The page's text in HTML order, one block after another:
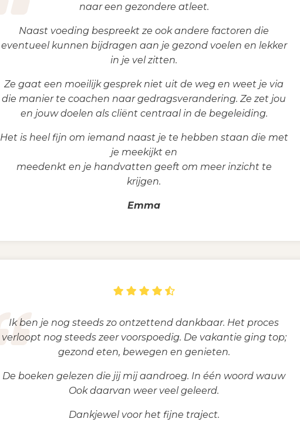
naar een gezondere atleet.
Naast voeding bespreekt ze ook andere factoren die
eventueel kunnen bijdragen aan je gezond voelen en lekker
in je vel zitten.
Ze gaat een moeilijk gesprek niet uit de weg en weet je via
die manier te coachen naar gedragsverandering. Ze zet jou
en jouw doelen als cliënt centraal in de begeleiding.
Het is heel fijn om iemand naast je te hebben staan die met
je meekijkt en
meedenkt en je handvatten geeft om meer inzicht te
krijgen.
Emma
Ik ben je nog steeds zo ontzettend dankbaar. Het proces
verloopt nog steeds zeer voorspoedig. De vakantie ging top;
gezond eten, bewegen en genieten.
De boeken gelezen die jij mij aandroeg. In één woord wauw
Ook daarvan weer veel geleerd.
Dankjewel voor het fijne traject.